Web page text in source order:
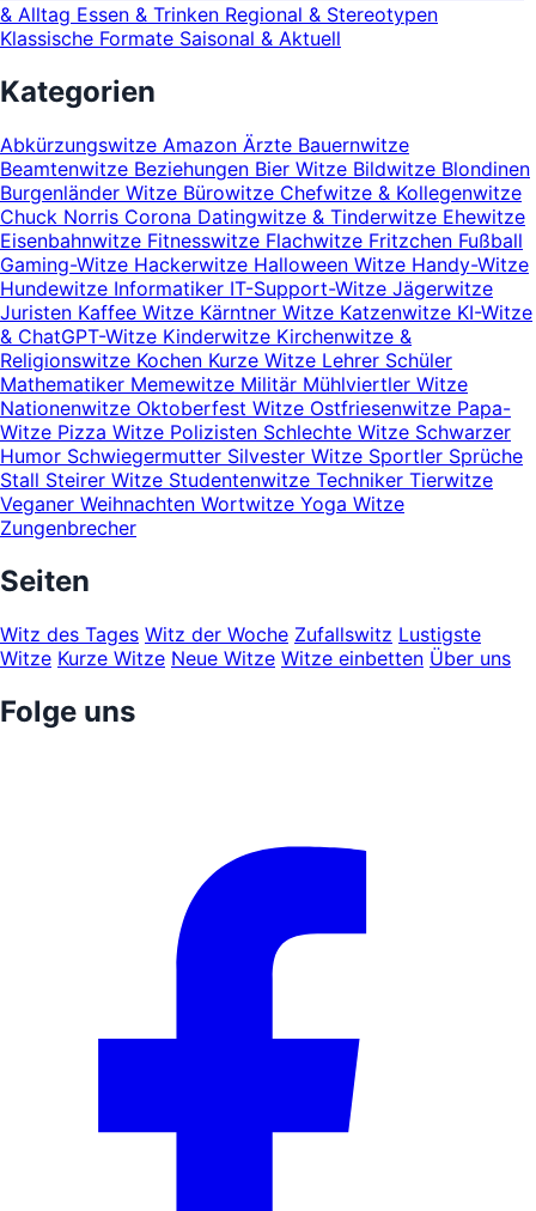
& Alltag Essen & Trinken Regional & Stereotypen
Klassische Formate Saisonal & Aktuell
Kategorien
Abkürzungswitze Amazon Ärzte Bauernwitze
Beamtenwitze Beziehungen Bier Witze Bildwitze Blondinen
Burgenländer Witze Bürowitze Chefwitze & Kollegenwitze
Chuck Norris Corona Datingwitze & Tinderwitze Ehewitze
Eisenbahnwitze Fitnesswitze Flachwitze Fritzchen Fußball
Gaming-Witze Hackerwitze Halloween Witze Handy-Witze
Hundewitze Informatiker IT-Support-Witze Jägerwitze
Juristen Kaffee Witze Kärntner Witze Katzenwitze KI-Witze
& ChatGPT-Witze Kinderwitze Kirchenwitze &
Religionswitze Kochen Kurze Witze Lehrer Schüler
Mathematiker Memewitze Militär Mühlviertler Witze
Nationenwitze Oktoberfest Witze Ostfriesenwitze Papa-
Witze Pizza Witze Polizisten Schlechte Witze Schwarzer
Humor Schwiegermutter Silvester Witze Sportler Sprüche
Stall Steirer Witze Studentenwitze Techniker Tierwitze
Veganer Weihnachten Wortwitze Yoga Witze
Zungenbrecher
Seiten
Witz des Tages Witz der Woche Zufallswitz Lustigste
Witze Kurze Witze Neue Witze Witze einbetten Über uns
Folge uns